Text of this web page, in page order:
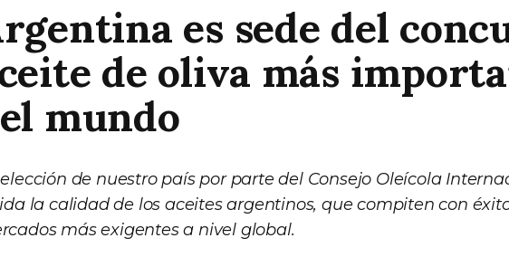
es sede del
de oliva más
mundo
de nuestro país por parte del Consejo Oleícola
la calidad de los aceites argentinos, que compiten con
más exigentes a nivel global.